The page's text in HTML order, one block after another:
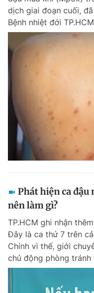
dịch giai đoạn cuối,
Bệnh nhiệt đới
Phát hiện ca đậu
nên làm gì?
TP.HCM ghi nhận
Đây là ca thứ 7 trên
Chính vì thế, giới
chủ động phòng